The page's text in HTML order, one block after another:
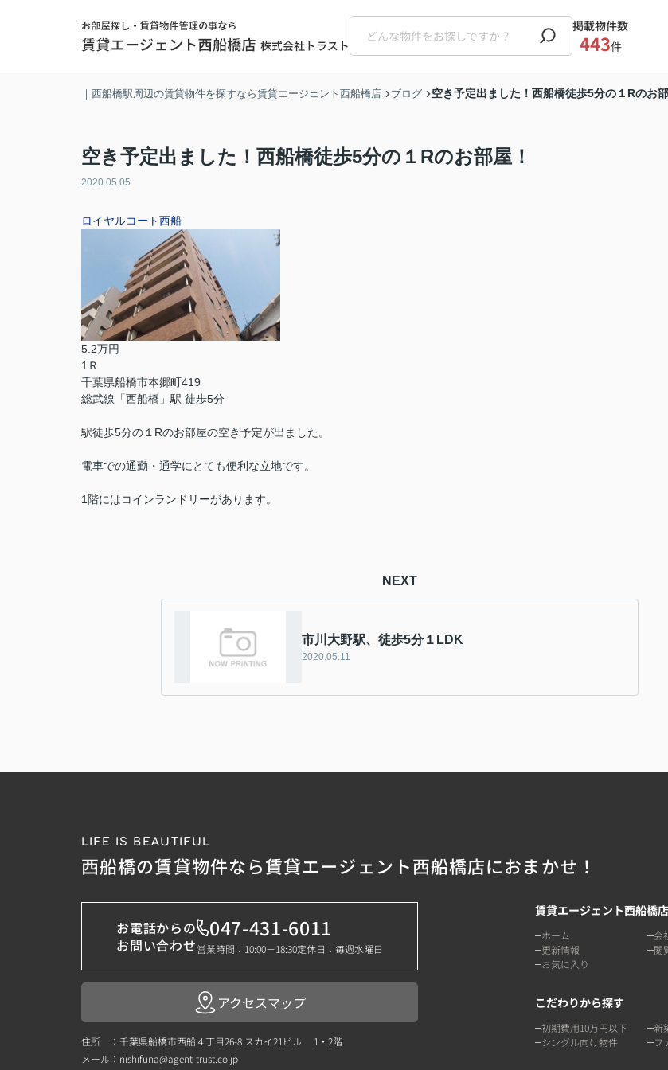
掲載物件数
443件
｜西船橋駅周辺の賃貸物件を探すなら賃貸エージェント西船橋店 ブログ 空き予定出ました！西船橋徒歩5分の１Rのお部
空き予定出ました！西船橋徒歩5分の１Rのお部屋！
2020.05.05
ロイヤルコート西船
5.2万円
1Ｒ
千葉県船橋市本郷町419
総武線「西船橋」駅 徒歩5分
駅徒歩5分の１Rのお部屋の空き予定が出ました。
電車での通勤・通学にとても便利な立地です。
1階にはコインランドリーがあります。
NEXT
市川大野駅、徒歩5分１LDK
2020.05.11
LIFE IS BEAUTIFUL
西船橋の賃貸物件なら賃貸エージェント西船橋店におまかせ！
お電話からの
お問い合わせ
047-431-6011
営業時間：10:00－18:30定休日：毎週水曜日
アクセスマップ
住所 ：千葉県船橋市西船４丁目26-8 スカイ21ビル 1・2階
メール： nishifuna@agent-trust.co.jp
賃貸エージェント西船橋
ホーム 会
更新情報
閲
お気に入り
こだわりから探す
初期費用10万円以下 新
シングル向け物件
フ